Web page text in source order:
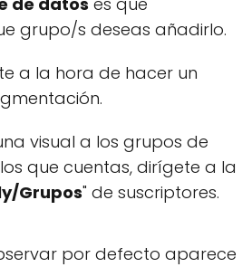
grupo/s deseas añadirlo.
a la hora de hacer un
visual a los grupos de
que cuentas, dirígete a la
Grupos" de suscriptores.
por defecto aparece